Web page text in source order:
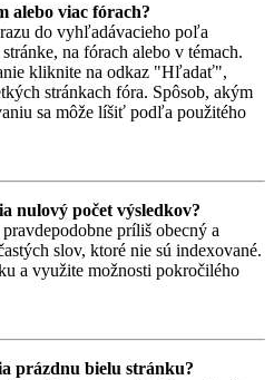
alebo viac fórach?
do vyhľadávacieho poľa
na fórach alebo v témach.
kliknite na odkaz "Hľadať",
stránkach fóra. Spôsob, akým
sa môže líšiť podľa použitého
nulový počet výsledkov?
príliš obecný a
slov, ktoré nie sú indexované.
a využite možnosti pokročilého
prázdnu bielu stránku?